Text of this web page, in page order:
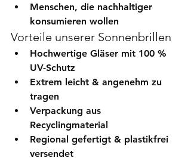
Menschen, die nachhaltiger
konsumieren wollen
Vorteile unserer Sonnenbrillen
Hochwertige Gläser mit 100 %
UV-Schutz
Extrem leicht & angenehm zu
tragen
Verpackung aus
Recyclingmaterial
Regional gefertigt & plastikfrei
versendet